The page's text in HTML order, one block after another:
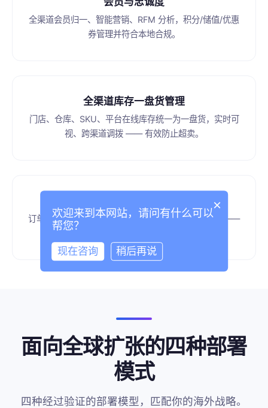
全渠道会员归一、智能营销、RFM 分析，积分/储值/优惠
券管理并符合本地合规。
全渠道库存一盘货管理
门店、仓库、SKU、平台在线库存统一为一盘货，实时可
视、跨渠道调拨 —— 有效防止超卖。
订单、物流、商品、短信、发票、会员与支付连接器 ——
面向全球扩张的四种部署
模式
四种经过验证的部署模型，匹配你的海外战略。
×
欢迎来到本网站，请问有什么可以
帮您？
现在咨询 稍后再说